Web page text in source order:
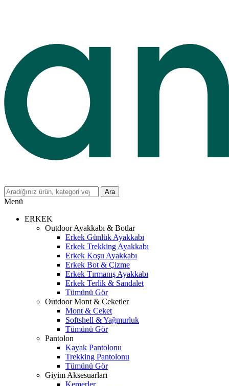
Ara
Menü
ERKEK
Outdoor Ayakkabı & Botlar
Erkek Günlük Ayakkabı
Erkek Trekking Ayakkabı
Erkek Koşu Ayakkabı
Erkek Bot & Çizme
Erkek Tırmanış Ayakkabı
Erkek Terlik & Sandalet
Tümünü Gör
Outdoor Mont & Ceketler
Mont & Ceket
Softshell & Yağmurluk
Tümünü Gör
Pantolon
Kayak Pantolonu
Trekking Pantolonu
Tümünü Gör
Giyim Aksesuarları
Kemerler